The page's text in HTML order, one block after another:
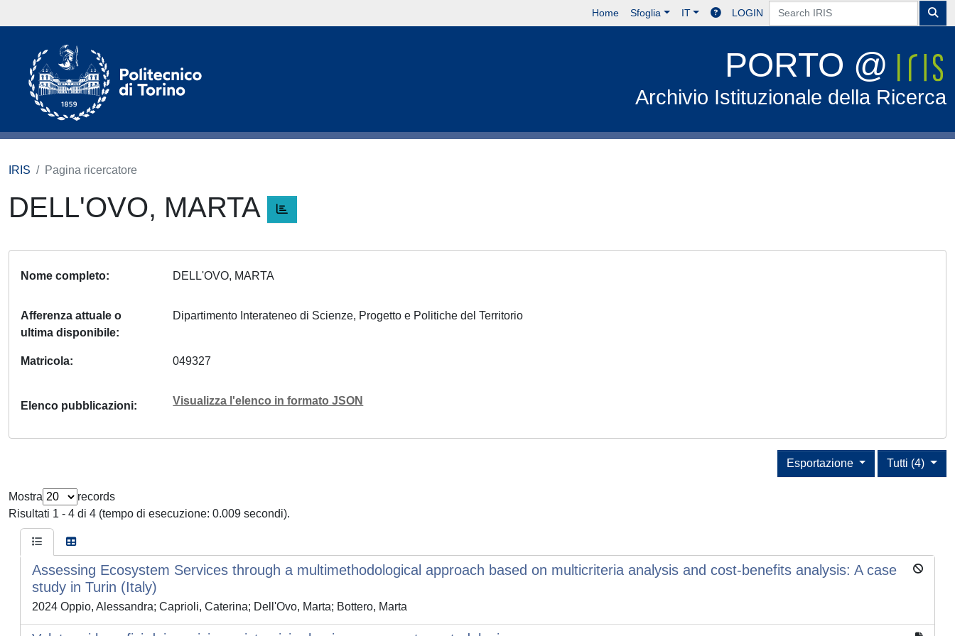
Home Sfoglia IT LOGIN
PORTO @
Archivio Istituzionale della Ricerca
IRIS Pagina ricercatore
DELL'OVO, MARTA
Nome completo DELL'OVO, MARTA
Afferenza attuale o
ultima disponibile
Dipartimento Interateneo di Scienze, Progetto e Politiche del Territorio
Matricola 049327
Elenco pubblicazioni Visualizza l'elenco in formato JSON
Tutti (4)
Esportazione
Mostra
records
Risultati 1 - 4 di 4 (tempo di esecuzione: 0.009 secondi).
Assessing Ecosystem Services through a multimethodological approach based on multicriteria analysis and cost-benefits analysis: A case
study in Turin (Italy)
2024 Oppio, Alessandra; Caprioli, Caterina; Dell'Ovo, Marta; Bottero, Marta